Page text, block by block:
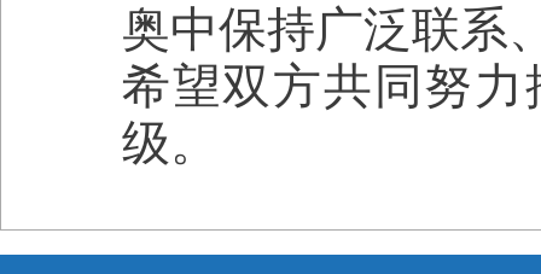
奥中保持广泛联系
希望双方共同努
级。